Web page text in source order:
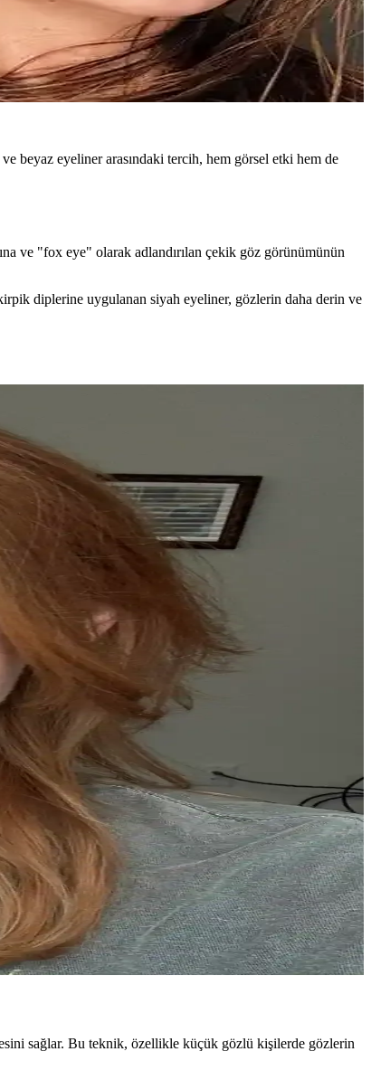
beyaz eyeliner arasındaki tercih, hem görsel etki hem de
ve "fox eye" olarak adlandırılan çekik göz görünümünün
diplerine uygulanan siyah eyeliner, gözlerin daha derin ve
ön planda. Popüler markalar ve teknikler makyajda fark
en uygun yöntem bulunmalıdır.
Kei gibi Japon makyaj stilleri de ilham verir.
Özel günlerde dumanlı makyaj tercih edilebilir.
kazandırır. Seçim kişisel stile bağlıdır.
kalıcılığını artırır ve estetik bir sonuç sunar.
artırır, yüz hatlarını dengeler.
sağlar. Bu teknik, özellikle küçük gözlü kişilerde gözlerin